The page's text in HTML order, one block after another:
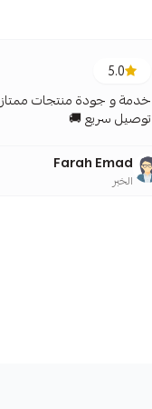
5.0
خدمة و جودة منتجات
توصيل سريع 🚚
Farah Emad
الخبر